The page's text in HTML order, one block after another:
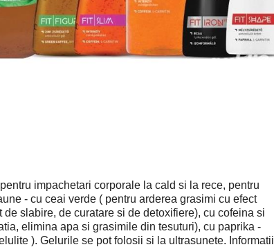
impachetari corporale la cald si la rece, pentru
- cu ceai verde ( pentru arderea grasimi cu efect
slabire, de curatare si de detoxifiere), cu cofeina si
elimina apa si grasimile din tesuturi), cu paprika -
). Gelurile se pot folosii si la ultrasunete. Informatii